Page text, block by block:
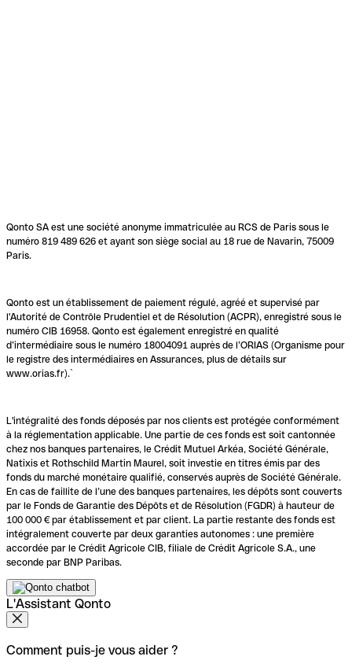
Qonto SA est une société anonyme immatriculée au RCS de Paris sous le
numéro 819 489 626 et ayant son siège social au 18 rue de Navarin, 75009
Paris.
Qonto est un établissement de paiement régulé, agréé et supervisé par
l'Autorité de Contrôle Prudentiel et de Résolution (ACPR), enregistré sous le
numéro CIB 16958. Qonto est également enregistré en qualité
d’intermédiaire sous le numéro 18004091 auprès de l’ORIAS (Organisme pour
le registre des intermédiaires en Assurances, plus de détails sur
www.orias.fr).`
L'intégralité des fonds déposés par nos clients est protégée conformément
à la réglementation applicable. Une partie de ces fonds est soit cantonnée
chez nos banques partenaires, le Crédit Mutuel Arkéa, Société Générale,
Natixis et Rothschild Martin Maurel, soit investie en titres émis par des
fonds du marché monétaire qualifié, conservés auprès de Société Générale.
En cas de faillite de l’une des banques partenaires, les dépôts sont couverts
par le Fonds de Garantie des Dépôts et de Résolution (FGDR) à hauteur de
100 000 € par établissement et par client. La partie restante des fonds est
intégralement couverte par deux garanties autonomes : une première
accordée par le Crédit Agricole CIB, filiale de Crédit Agricole S.A., une
seconde par BNP Paribas.
L'Assistant Qonto
Comment puis-je vous aider ?